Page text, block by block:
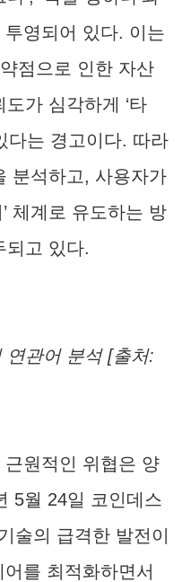
영되어 있다. 이는
점으로 인한 자산
도가 심각하게 ‘타
다는 경고이다. 따라
분석하고, 사용자가
체계로 유도하는 방
되고 있다.
연관어 분석 [출처:
원적인 위협은 양
5월 24일 코인데스
술의 급격한 발전이
를 최적화하면서